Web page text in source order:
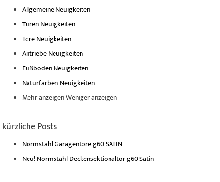
Allgemeine Neuigkeiten
Türen Neuigkeiten
Tore Neuigkeiten
Antriebe Neuigkeiten
Fußböden Neuigkeiten
Naturfarben-Neuigkeiten
Mehr anzeigenWeniger anzeigen
kürzliche Posts
Normstahl Garagentore g60 SATIN
Neu! Normstahl Deckensektionaltor g60 Satin